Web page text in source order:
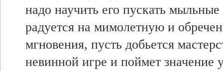
надо научить его пускать
радуется на мимолетную и
мгновения, пусть добьется
невинной игре и поймет значение